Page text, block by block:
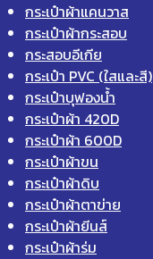
กระเป๋าผ้าแคนวาส
กระเป๋าผ้ากระสอบ
กระสอบอีเกีย
กระเป๋า PVC (ใสและสี)
กระเป๋าบุฟองน้ำ
กระเป๋าผ้า 420D
กระเป๋าผ้า 600D
กระเป๋าผ้าขน
กระเป๋าผ้าดิบ
กระเป๋าผ้าตาข่าย
กระเป๋าผ้ายีนส์
กระเป๋าผ้าร่ม